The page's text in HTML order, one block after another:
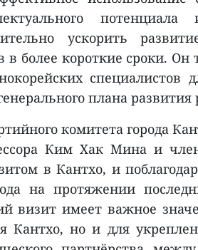
потенциала
ускорить
в более короткие сроки.
специалистов
плана развития
комитета города
Ким Хак Мина и
в Кантхо, и
на протяжении
визит имеет важное
Кантхо, но и для